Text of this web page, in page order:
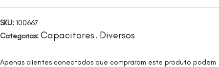
SKU: 100667
Categorias: Capacitores , Diversos
Apenas clientes conectados que compraram este produto podem